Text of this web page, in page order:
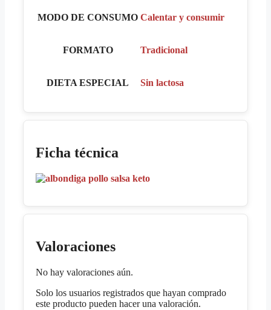
MODO DE CONSUMO Calentar y consumir
FORMATO Tradicional
DIETA ESPECIAL Sin lactosa
Ficha técnica
Valoraciones
No hay valoraciones aún.
Solo los usuarios registrados que hayan comprado
este producto pueden hacer una valoración.